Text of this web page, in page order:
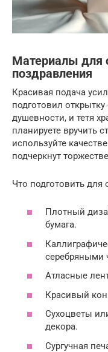
Материалы для
поздравления
Красивая подача
подготовил
душевности, и тетя
планируете вручить
используйте
подчеркнут
Что подготовить
Плотный
бумага.
серебряными
Атласные
Красивый
Сухоцветы
декора.
Сургучная